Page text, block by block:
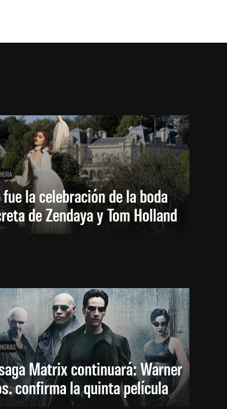
la celebración de la boda
de Zendaya y Tom Holland
Matrix continuará: Warner
confirma la quinta película